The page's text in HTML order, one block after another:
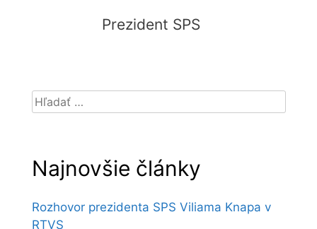
Prezident SPS
Hľadať:
Najnovšie články
Rozhovor prezidenta SPS Viliama Knapa v
RTVS